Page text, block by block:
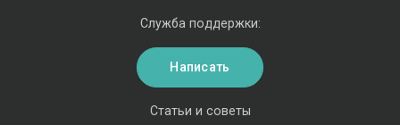
Статьи и советы
Служба поддержки:
Написать